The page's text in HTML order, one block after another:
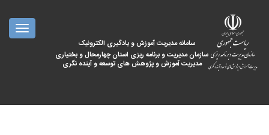
سامانه مدیریت آموزش و یادگیری الکترونیک
سازمان مدیریت و برنامه ریزی استان چهارمحال و بختیاری
مدیریت آموزش و پژوهش های توسعه و آینده نگری